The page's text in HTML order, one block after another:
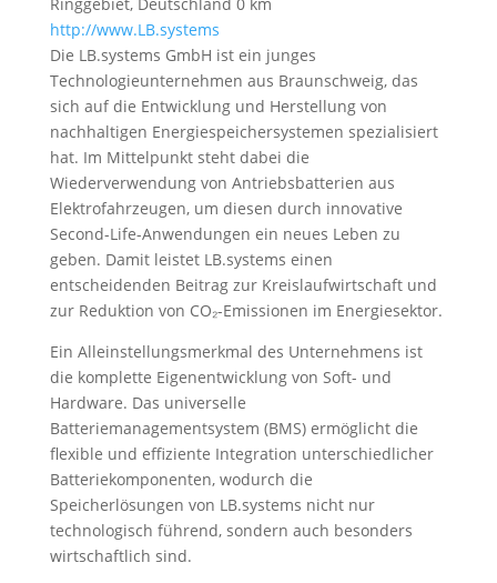
http://www.LB.systems
Die LB.systems GmbH ist ein junges
Technologieunternehmen aus Braunschweig, das
sich auf die Entwicklung und Herstellung von
nachhaltigen Energiespeichersystemen spezialisiert
hat. Im Mittelpunkt steht dabei die
Wiederverwendung von Antriebsbatterien aus
Elektrofahrzeugen, um diesen durch innovative
Second-Life-Anwendungen ein neues Leben zu
geben. Damit leistet LB.systems einen
entscheidenden Beitrag zur Kreislaufwirtschaft und
zur Reduktion von CO₂-Emissionen im Energiesektor.
Ein Alleinstellungsmerkmal des Unternehmens ist
die komplette Eigenentwicklung von Soft- und
Hardware. Das universelle
Batteriemanagementsystem (BMS) ermöglicht die
flexible und effiziente Integration unterschiedlicher
Batteriekomponenten, wodurch die
Speicherlösungen von LB.systems nicht nur
technologisch führend, sondern auch besonders
wirtschaftlich sind.